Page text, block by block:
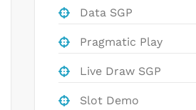
Data SGP
Pragmatic Play
Live Draw SGP
Slot Demo